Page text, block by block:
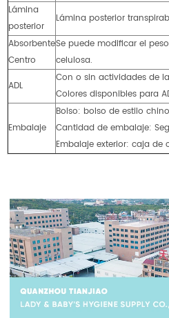
Lámina
posterior
Lámina posterior
Absorbente
Centro
Se puede modificar el
celulosa.
ADL
Con o sin actividades de
Colores disponibles para
Embalaje
Bolso: bolso de estilo
Cantidad de embalaje:
Embalaje exterior: caja